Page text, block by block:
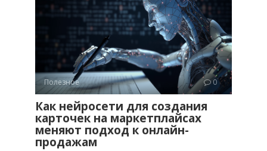
Полезное 0
Как нейросети для создания
карточек на маркетплайсах
меняют подход к онлайн-
продажам